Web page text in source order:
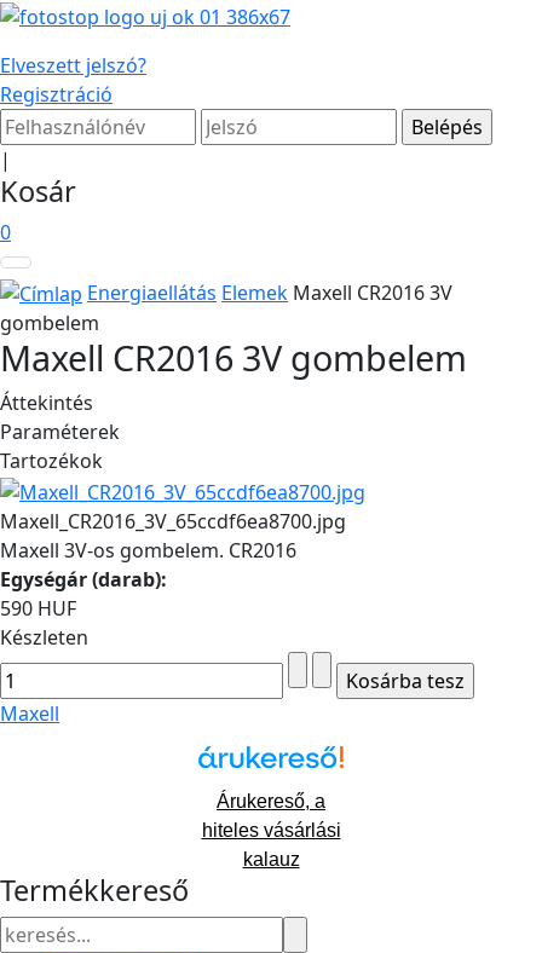
Elveszett jelszó?
Regisztráció
|
Kosár
0
Energiaellátás Elemek Maxell CR2016 3V
gombelem
Maxell CR2016 3V gombelem
Áttekintés
Paraméterek
Tartozékok
Maxell_CR2016_3V_65ccdf6ea8700.jpg
Maxell 3V-os gombelem. CR2016
Egységár (darab):
590 HUF
Készleten
Maxell
Árukereső, a
hiteles vásárlási
kalauz
Termékkereső